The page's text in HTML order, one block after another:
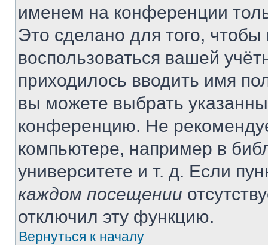
именем на конференции
Это сделано для того, чтобы
воспользоваться вашей
приходилось вводить имя
вы можете выбрать
конференцию. Не
компьютере, например в
университете и т. д. Если
каждом посещении
отключил эту функцию.
Вернуться к началу